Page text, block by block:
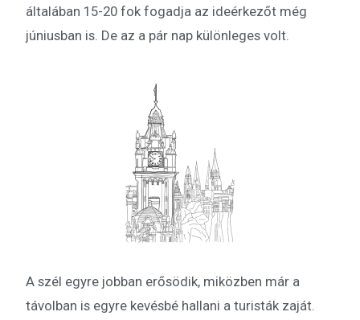
általában 15-20 fok fogadja az ideérkezőt még
júniusban is. De az a pár nap különleges volt.
A szél egyre jobban erősödik, miközben már a
távolban is egyre kevésbé hallani a turisták zaját.